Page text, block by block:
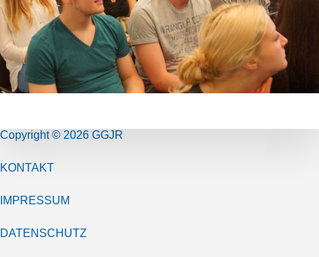
Copyright © 2026 GGJR
KONTAKT
IMPRESSUM
DATENSCHUTZ